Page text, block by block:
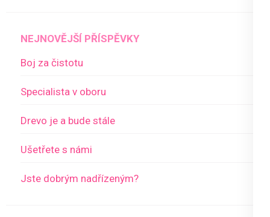
NEJNOVĚJŠÍ PŘÍSPĚVKY
Boj za čistotu
Specialista v oboru
Drevo je a bude stále
Ušetřete s námi
Jste dobrým nadřízeným?